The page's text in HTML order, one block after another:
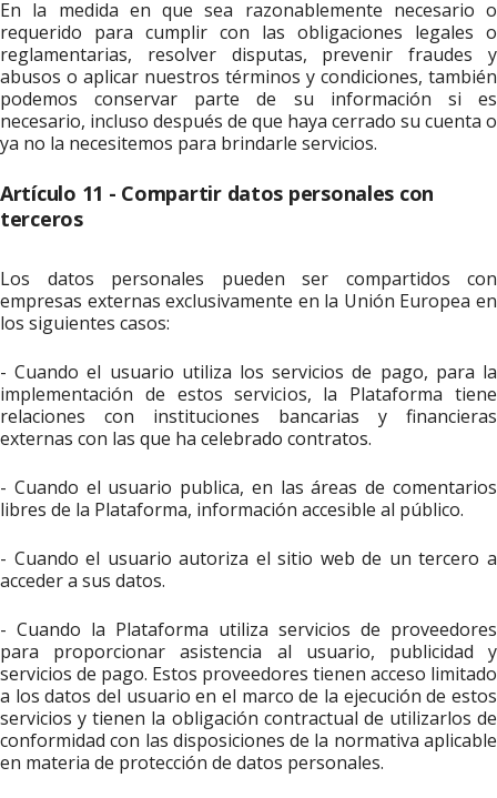
En la medida en que sea razonablemente necesario o
requerido para cumplir con las obligaciones legales o
reglamentarias, resolver disputas, prevenir fraudes y
abusos o aplicar nuestros términos y condiciones, también
podemos conservar parte de su información si es
necesario, incluso después de que haya cerrado su cuenta o
ya no la necesitemos para brindarle servicios.
Artículo 11 - Compartir datos personales con
terceros
Los datos personales pueden ser compartidos con
empresas externas exclusivamente en la Unión Europea en
los siguientes casos:
- Cuando el usuario utiliza los servicios de pago, para la
implementación de estos servicios, la Plataforma tiene
relaciones con instituciones bancarias y financieras
externas con las que ha celebrado contratos.
- Cuando el usuario publica, en las áreas de comentarios
libres de la Plataforma, información accesible al público.
- Cuando el usuario autoriza el sitio web de un tercero a
acceder a sus datos.
- Cuando la Plataforma utiliza servicios de proveedores
para proporcionar asistencia al usuario, publicidad y
servicios de pago. Estos proveedores tienen acceso limitado
a los datos del usuario en el marco de la ejecución de estos
servicios y tienen la obligación contractual de utilizarlos de
conformidad con las disposiciones de la normativa aplicable
en materia de protección de datos personales.